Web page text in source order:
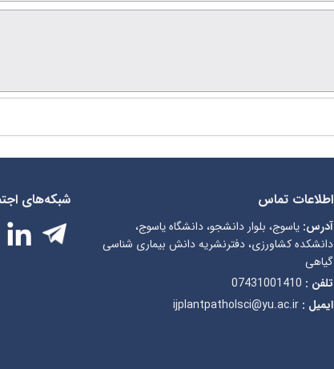
اطلاعات تماس
آدرس:یاسوج، بلوار دانشجو، دانشگاه یاسوج،
دانشکده کشاورزی، دفترنشریه دانش بیماری شناسی
گیاهی
تلفن : 07431001410
ایمیل :ijplantpatholsci@yu.ac.ir
شبکه‌های